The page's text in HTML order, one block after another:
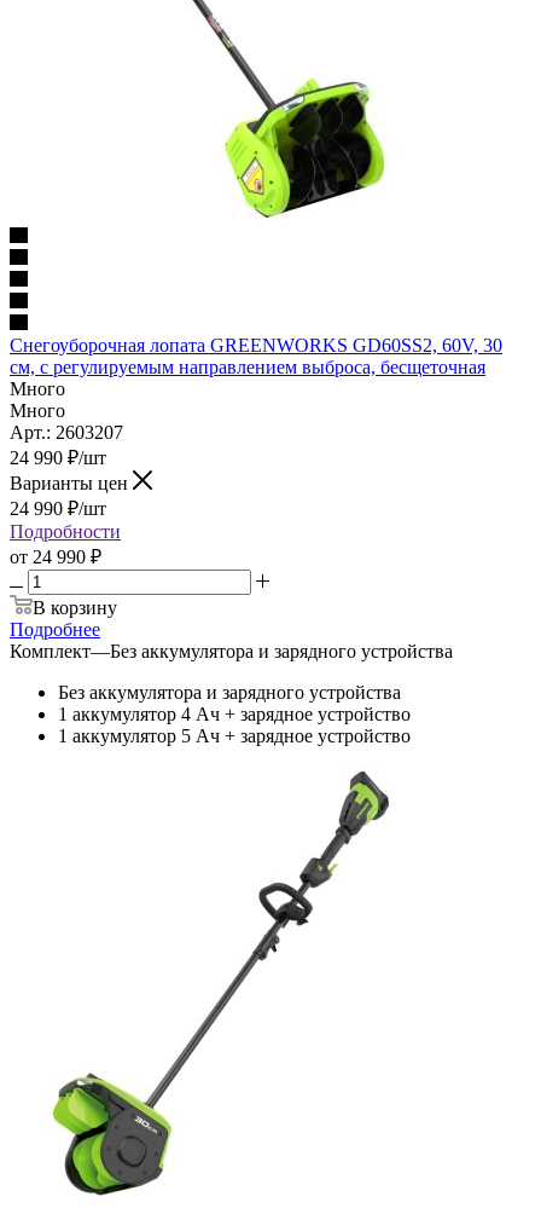
Снегоуборочная лопата GREENWORKS GD60SS2, 60V, 30
см, с регулируемым направлением выброса, бесщеточная
Много
Много
Арт.: 2603207
24 990 ₽/шт
Варианты цен
24 990 ₽/шт
Подробности
от 24 990 ₽
В корзину
Подробнее
Комплект—Без аккумулятора и зарядного устройства
Без аккумулятора и зарядного устройства
1 аккумулятор 4 Ач + зарядное устройство
1 аккумулятор 5 Ач + зарядное устройство